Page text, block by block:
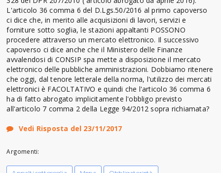
L'articolo 36 comma 6 del D.Lgs.50/2016 al primo capoverso
ci dice che, in merito alle acquisizioni di lavori, servizi e
forniture sotto soglia, le stazioni appaltanti POSSONO
procedere attraverso un mercato elettronico. Il successivo
capoverso ci dice anche che il Ministero delle Finanze
avvalendosi di CONSIP spa mette a disposizione il mercato
elettronico delle pubbliche amministrazioni. Dobbiamo ritenere
che oggi, dal tenore letterale della norma, l'utilizzo dei mercati
elettronici è FACOLTATIVO e quindi che l'articolo 36 comma 6
ha di fatto abrogato implicitamente l'obbligo previsto
all'articolo 7 comma 2 della Legge 94/2012 sopra richiamata?
Vedi Risposta del 23/11/2017
Argomenti: